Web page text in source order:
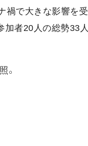
禍で大きな影響を受
加者20人の総勢33人
。